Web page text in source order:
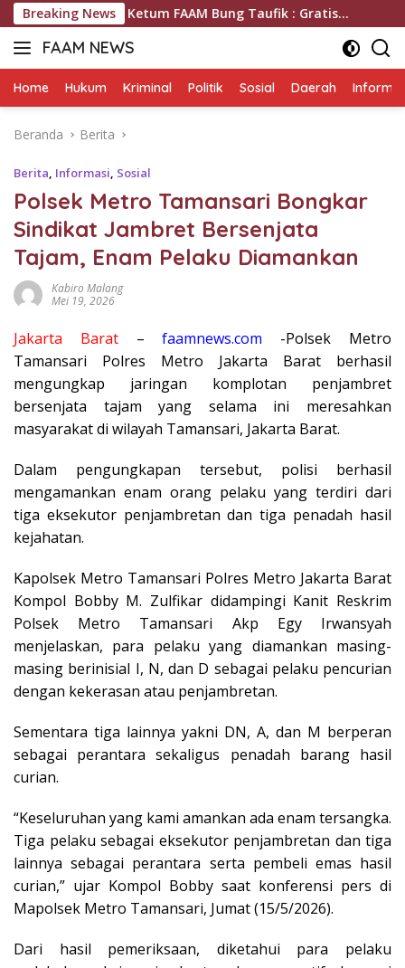
Langsung
ke
konten
Breaking News
Hukum , Ketum FAAM Bung Taufik : Gratis…
FAAM NEWS
Mengungkap
Mengawal
Home Hukum Kriminal Politik Sosial Daerah
Beranda Berita
Berita, Informasi, Sosial
Polsek Metro Tamansari Bongkar
Sindikat Jambret Bersenjata
Tajam, Enam Pelaku Diamankan
Kabiro Malang
Mei 19, 2026
Jakarta Barat–faamnews.com -Polsek Metro
Tamansari Polres Metro Jakarta Barat berhasil
mengungkap jaringan komplotan penjambret
bersenjata tajam yang selama ini meresahkan
masyarakat di wilayah Tamansari, Jakarta Barat.
Dalam pengungkapan tersebut, polisi berhasil
mengamankan enam orang pelaku yang terdiri dari
tiga eksekutor penjambretan dan tiga penadah hasil
kejahatan.
Kapolsek Metro Tamansari Polres Metro Jakarta Barat
Kompol Bobby M. Zulfikar didampingi Kanit Reskrim
Polsek Metro Tamansari Akp Egy Irwansyah
menjelaskan, para pelaku yang diamankan masing-
masing berinisial I, N, dan D sebagai pelaku pencurian
dengan kekerasan atau penjambretan.
Sementara tiga lainnya yakni DN, A, dan M berperan
sebagai perantara sekaligus penadah barang hasil
curian.
“Keseluruhan yang kami amankan ada enam tersangka.
Tiga pelaku sebagai eksekutor penjambretan dan tiga
lainnya sebagai perantara serta pembeli emas hasil
curian,” ujar Kompol Bobby saat konferensi pers di
Mapolsek Metro Tamansari, Jumat (15/5/2026).
Dari hasil pemeriksaan, diketahui para pelaku